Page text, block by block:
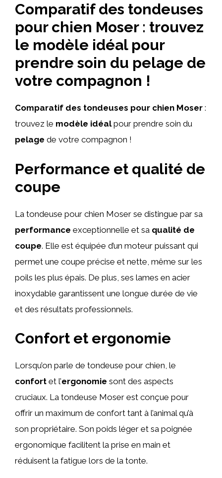
Comparatif des tondeuses
pour chien Moser : trouvez
le modèle idéal pour
prendre soin du pelage de
votre compagnon !
Comparatif des tondeuses pour chien Moser :
trouvez le modèle idéalpour prendre soin du
pelage de votre compagnon !
Performance et qualité de
coupe
La tondeuse pour chien Moser se distingue par sa
performance exceptionnelle et sa qualité de
coupe. Elle est équipée d’un moteur puissant qui
permet une coupe précise et nette, même sur les
poils les plus épais. De plus, ses lames en acier
inoxydable garantissent une longue durée de vie
et des résultats professionnels.
Confort et ergonomie
Lorsqu’on parle de tondeuse pour chien, le
confort et l’ergonomie sont des aspects
cruciaux. La tondeuse Moser est conçue pour
offrir un maximum de confort tant à l’animal qu’à
son propriétaire. Son poids léger et sa poignée
ergonomique facilitent la prise en main et
réduisent la fatigue lors de la tonte.